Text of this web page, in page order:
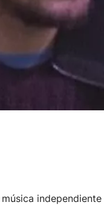
independiente